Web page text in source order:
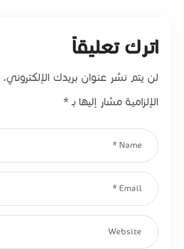
اترك تعليقاً
لن يتم نشر عنوان بريدك الإلكتروني.
الإلزامية مشار إليها بـ*